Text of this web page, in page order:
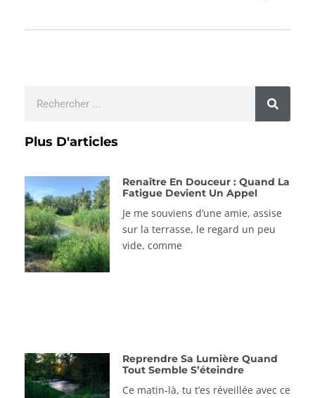
Plus D'articles
Renaître En Douceur : Quand La
Fatigue Devient Un Appel
Je me souviens d’une amie, assise
sur la terrasse, le regard un peu
vide, comme
Reprendre Sa Lumière Quand
Tout Semble S’éteindre
Ce matin-là, tu t’es réveillée avec ce